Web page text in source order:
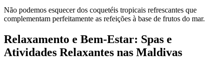
Não podemos esquecer dos coquetéis tropicais refrescantes que
complementam perfeitamente as refeições à base de frutos do mar.
Relaxamento e Bem-Estar: Spas e
Atividades Relaxantes nas Maldivas